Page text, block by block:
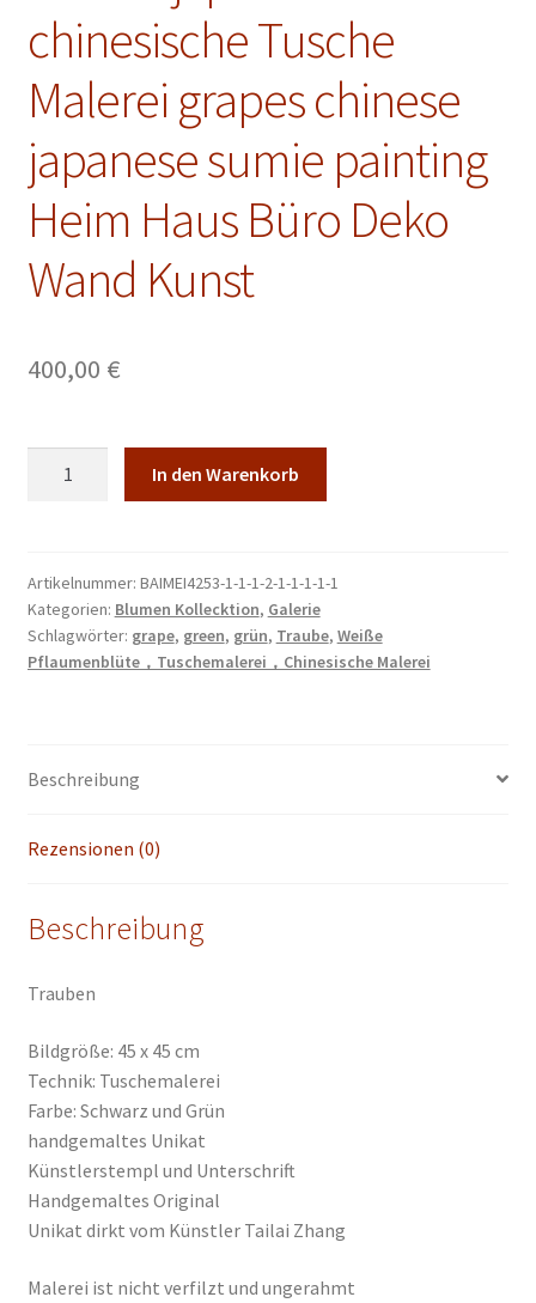
Konto Login
chinesische Tusche
Malerei grapes chinese
japanese sumie painting
Heim Haus Büro Deko
Wand Kunst
400,00 €
Malerei
grapes
chinese
japanese
Haus
Deko
Menge
In den Warenkorb
Artikelnummer: BAIMEI4253-1-1-1-2-1-1-1-1-1
Kategorien: Blumen Kollecktion, Galerie
Schlagwörter: grape, green, grün, Traube, Weiße
Pflaumenblüte，Tuschemalerei，Chinesische Malerei
Beschreibung
Rezensionen (0)
Beschreibung
Trauben
Bildgröße: 45 x 45 cm
Technik: Tuschemalerei
Farbe: Schwarz und Grün
handgemaltes Unikat
Künstlerstempl und Unterschrift
Handgemaltes Original
Unikat dirkt vom Künstler Tailai Zhang
Malerei ist nicht verfilzt und ungerahmt